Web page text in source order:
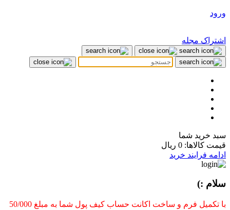
ورود
اشتراک مجله
سبد خرید شما
قیمت کالاها: 0 ریال
ادامه فرایند خرید
سلام :)
با تکمیل فرم و ساخت اکانت حساب کیف پول شما به مبلغ 50/000